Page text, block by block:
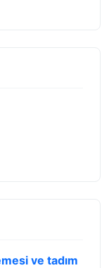
ve tadım